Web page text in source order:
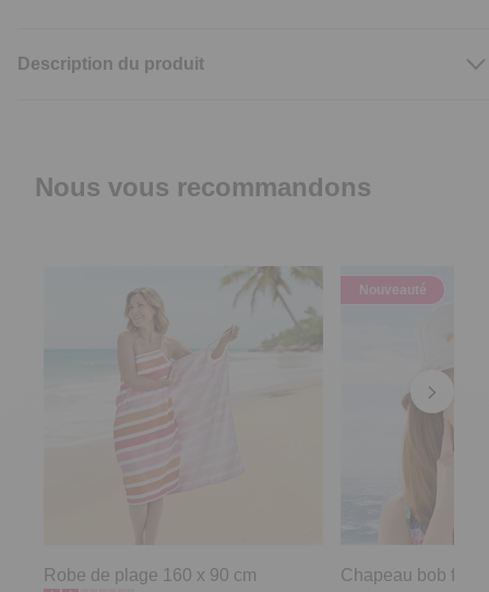
Description du produit
Nous vous recommandons
Robe de plage 160 x 90 cm
Nouveauté
Chapeau bob fleuri